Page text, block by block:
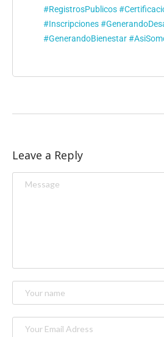
#RegistrosPublicos
#Inscripciones
#GenerandoBienestar
Leave a Reply